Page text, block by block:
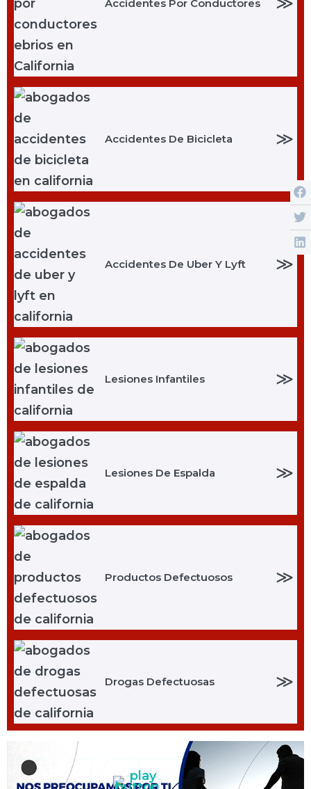
Accidentes Por Conductores
Accidentes De Bicicleta ≫
Accidentes De Uber Y Lyft ≫
Lesiones Infantiles ≫
Lesiones De Espalda ≫
Productos Defectuosos ≫
Drogas Defectuosas ≫